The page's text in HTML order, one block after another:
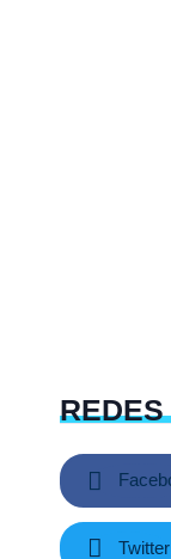
REDES
Twitter